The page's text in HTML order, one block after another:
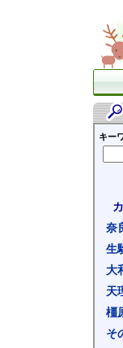
キー
奈
生
大
天
橿
そ